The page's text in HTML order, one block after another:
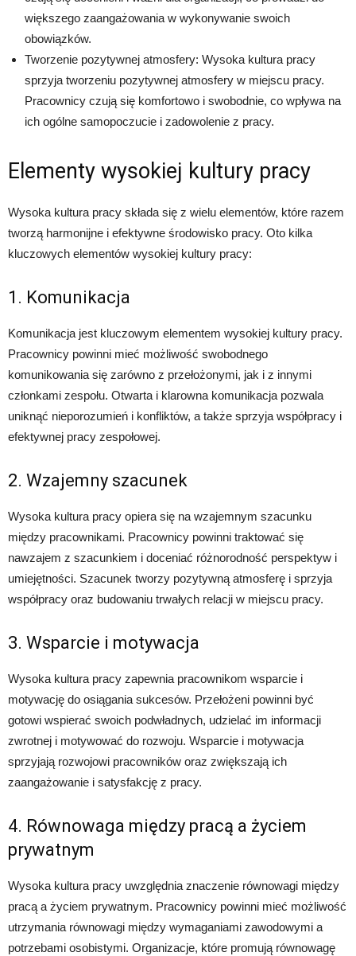
większego zaangażowania w wykonywanie swoich
obowiązków.
Tworzenie pozytywnej atmosfery: Wysoka kultura pracy
sprzyja tworzeniu pozytywnej atmosfery w miejscu pracy.
Pracownicy czują się komfortowo i swobodnie, co wpływa na
ich ogólne samopoczucie i zadowolenie z pracy.
Elementy wysokiej kultury pracy
Wysoka kultura pracy składa się z wielu elementów, które razem
tworzą harmonijne i efektywne środowisko pracy. Oto kilka
kluczowych elementów wysokiej kultury pracy:
1. Komunikacja
Komunikacja jest kluczowym elementem wysokiej kultury pracy.
Pracownicy powinni mieć możliwość swobodnego
komunikowania się zarówno z przełożonymi, jak i z innymi
członkami zespołu. Otwarta i klarowna komunikacja pozwala
uniknąć nieporozumień i konfliktów, a także sprzyja współpracy i
efektywnej pracy zespołowej.
2. Wzajemny szacunek
Wysoka kultura pracy opiera się na wzajemnym szacunku
między pracownikami. Pracownicy powinni traktować się
nawzajem z szacunkiem i doceniać różnorodność perspektyw i
umiejętności. Szacunek tworzy pozytywną atmosferę i sprzyja
współpracy oraz budowaniu trwałych relacji w miejscu pracy.
3. Wsparcie i motywacja
Wysoka kultura pracy zapewnia pracownikom wsparcie i
motywację do osiągania sukcesów. Przełożeni powinni być
gotowi wspierać swoich podwładnych, udzielać im informacji
zwrotnej i motywować do rozwoju. Wsparcie i motywacja
sprzyjają rozwojowi pracowników oraz zwiększają ich
zaangażowanie i satysfakcję z pracy.
4. Równowaga między pracą a życiem
prywatnym
Wysoka kultura pracy uwzględnia znaczenie równowagi między
pracą a życiem prywatnym. Pracownicy powinni mieć możliwość
utrzymania równowagi między wymaganiami zawodowymi a
potrzebami osobistymi. Organizacje, które promują równowagę